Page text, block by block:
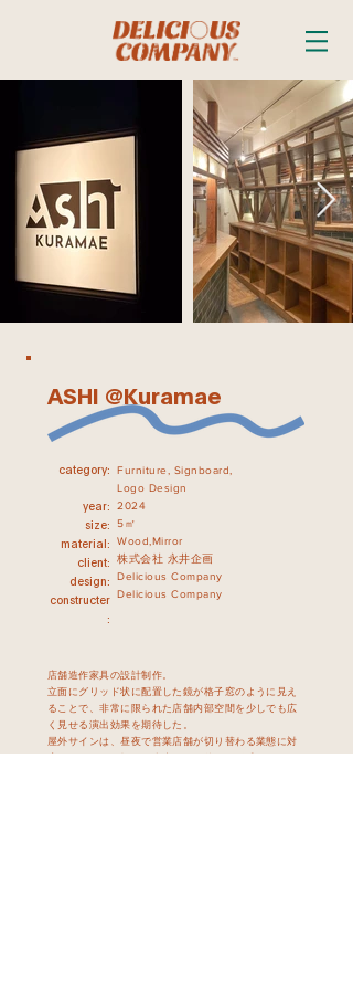
ASHI @Kuramae
category:
year:
size:
material:
​ client:
design:
constructer
:
Furniture, Signboard,
Logo Design
2024
5㎡
Wood,Mirror
株式会社 永井企画
Delicious Company
Delicious Company
店舗造作家具の設計制作。
立面にグリッド状に配置した鏡が格子窓のように見え
ることで、非常に限られた店舗内部空間を少しでも広
く見せる演出効果を期待した。
屋外サインは、昼夜で営業店舗が切り替わる業態に対
応するよう、回転させ裏表両面で使える形式のものを